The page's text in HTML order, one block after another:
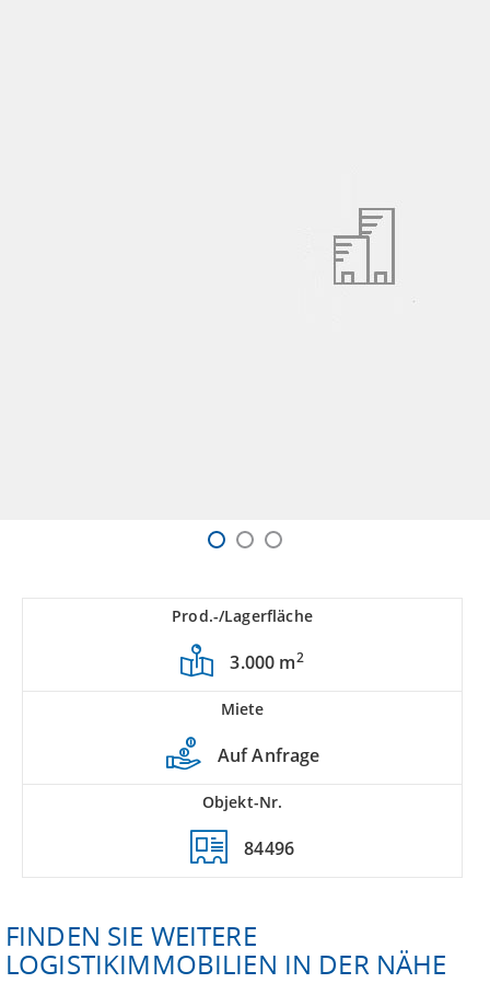
Prod.-/Lagerfläche
3.000 m2
Miete
Auf Anfrage
Objekt-Nr.
84496
FINDEN SIE WEITERE
LOGISTIKIMMOBILIEN IN DER NÄHE